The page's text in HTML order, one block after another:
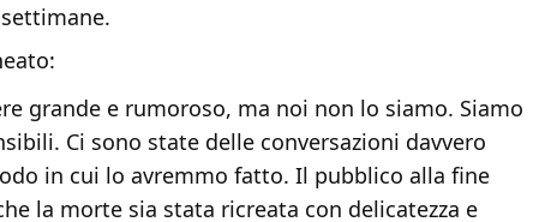
grande e rumoroso, ma noi non lo siamo. Siamo
Ci sono state delle conversazioni davvero
in cui lo avremmo fatto. Il pubblico alla fine
la morte sia stata ricreata con delicatezza e